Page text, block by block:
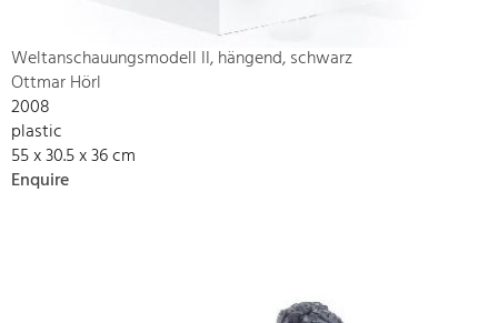
Weltanschauungsmodell II, hängend, schwarz
Ottmar Hörl
2008
plastic
55 x 30.5 x 36 cm
Enquire